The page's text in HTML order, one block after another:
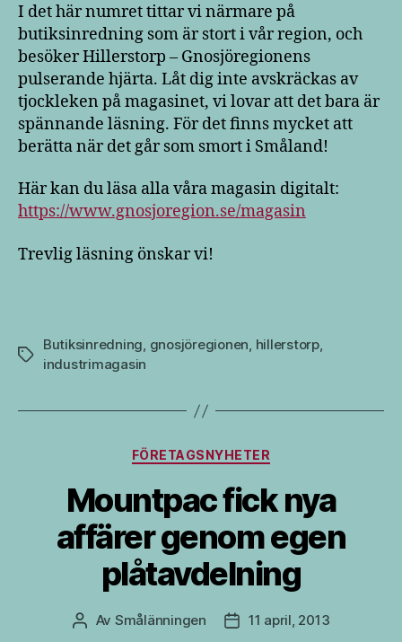
I det här numret tittar vi närmare på
butiksinredning som är stort i vår region, och
besöker Hillerstorp – Gnosjöregionens
pulserande hjärta. Låt dig inte avskräckas av
tjockleken på magasinet, vi lovar att det bara är
spännande läsning. För det finns mycket att
berätta när det går som smort i Småland!
Här kan du läsa alla våra magasin digitalt:
https://www.gnosjoregion.se/magasin
Trevlig läsning önskar vi!
Etiketter
Butiksinredning, gnosjöregionen, hillerstorp,
industrimagasin
Kategorier
FÖRETAGSNYHETER
Mountpac fick nya
affärer genom egen
plåtavdelning
Inläggsförfattare
Av Smålänningen Inläggsdatum
11 april, 2013